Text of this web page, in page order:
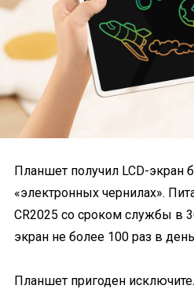
Планшет получил LCD-экран
«электронных чернилах».
CR2025 со сроком службы в
экран не более 100 раз в
Планшет пригоден